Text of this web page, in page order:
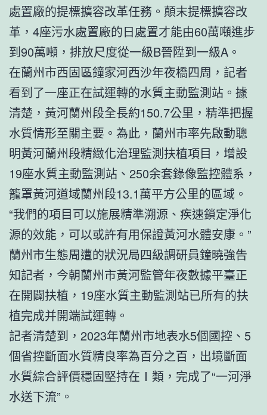
處置廠的提標擴容改革任務。顛末提標擴容改
革，4座污水處置廠的日處置才能由60萬噸進步
到90萬噸，排放尺度從一級B晉陞到一級A。
在蘭州市西固區鐘家河西沙年夜橋四周，記者
看到了一座正在試運轉的水質主動監測站。據
清楚，黃河蘭州段全長約150.7公里，精準把握
水質情形至關主要。為此，蘭州市率先啟動聰
明黃河蘭州段精緻化治理監測扶植項目，增設
19座水質主動監測站、250余套錄像監控體系，
籠罩黃河道域蘭州段13.1萬平方公里的區域。
“我們的項目可以施展精準溯源、疾速鎖定淨化
源的效能，可以或許有用保證黃河水體安康。”
蘭州市生態周遭的狀況局四級調研員鐘曉強告
知記者，今朝蘭州市黃河監管年夜數據平臺正
在開闢扶植，19座水質主動監測站已所有的扶
植完成并開端試運轉。
記者清楚到，2023年蘭州市地表水5個國控、5
個省控斷面水質精良率為百分之百，出境斷面
水質綜合評價穩固堅持在Ⅰ類，完成了“一河淨
水送下流”。